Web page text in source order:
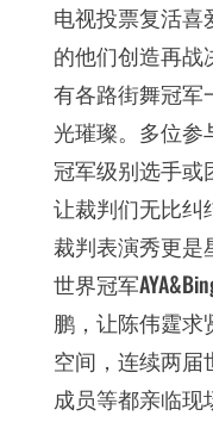
电视投票复活喜
的他们创造再战
有各路街舞冠军
光璀璨。多位参
冠军级别选手或
让裁判们无比纠
裁判表演秀更是
世界冠军
鹏，让陈伟霆求
空间，连续两届
成员等都亲临现